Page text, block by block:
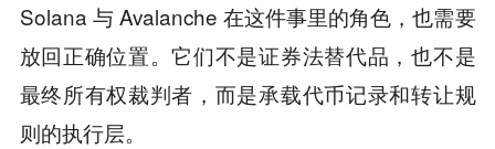
Solana 与 Avalanche 在这件事里的角色，也需要
放回正确位置。它们不是证券法替代品，也不是
最终所有权裁判者，而是承载代币记录和转让规
则的执行层。